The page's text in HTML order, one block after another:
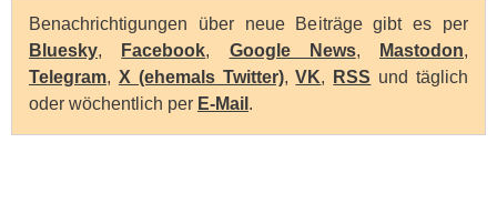
Benachrichtigungen über neue Beiträge gibt es per
Bluesky, Facebook, Google News, Mastodon,
Telegram, X (ehemals Twitter),VK, RSS und täglich
oder wöchentlich per E-Mail .